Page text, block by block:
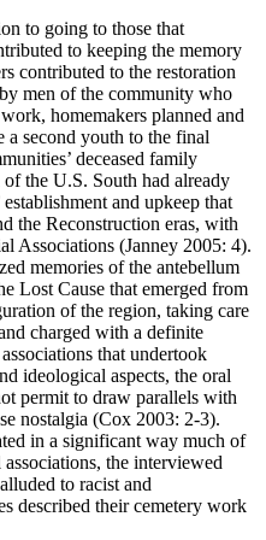
to going to those that
to keeping the memory
contributed to the restoration
men of the community who
homemakers planned and
a second youth to the final
deceased family
of the U.S. South had already
and upkeep that
the Reconstruction eras, with
Associations (Janney 2005: 4).
memories of the antebellum
Lost Cause that emerged from
of the region, taking care
charged with a definite
that undertook
ideological aspects, the oral
permit to draw parallels with
nostalgia (Cox 2003: 2-3).
in a significant way much of
the interviewed
to racist and
described their cemetery work